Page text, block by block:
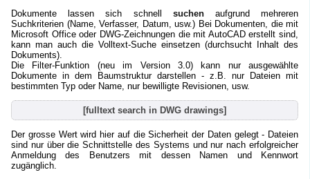
Dokumente lassen sich schnell suchenaufgrund mehreren
Suchkriterien (Name, Verfasser, Datum, usw.) Bei Dokumenten, die mit
Microsoft Office oder DWG-Zeichnungen die mit AutoCAD erstellt sind,
kann man auch die Volltext-Suche einsetzen (durchsucht Inhalt des
Dokuments).
Die Filter-Funktion (neu im Version 3.0) kann nur ausgewählte
Dokumente in dem Baumstruktur darstellen - z.B. nur Dateien mit
bestimmten Typ oder Name, nur bewilligte Revisionen, usw.
[fulltext search in DWG drawings]
Der grosse Wert wird hier auf die Sicherheit der Daten gelegt - Dateien
sind nur über die Schnittstelle des Systems und nur nach erfolgreicher
Anmeldung des Benutzers mit dessen Namen und Kennwort
zugänglich.